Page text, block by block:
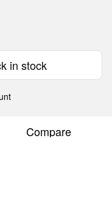
in stock
Compare